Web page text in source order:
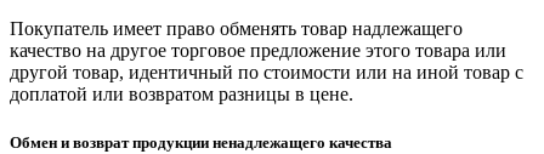
Покупатель имеет право обменять товар надлежащего
качество на другое торговое предложение этого товара или
другой товар, идентичный по стоимости или на иной товар с
доплатой или возвратом разницы в цене.
Обмен и возврат продукции ненадлежащего качества